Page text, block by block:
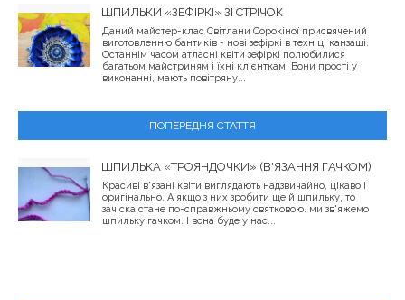
ШПИЛЬКИ «ЗЕФІРКІ» ЗІ СТРІЧОК
Даний майстер-клас Світлани Сорокіної присвячений
виготовленню бантиків - нові зефіркі в техніці канзаші.
Останнім часом атласні квіти зефіркі полюбилися
багатьом майстриням і їхні клієнткам. Вони прості у
виконанні, мають повітряну...
ПОПЕРЕДНЯ СТАТТЯ
ШПИЛЬКА «ТРОЯНДОЧКИ» (В'ЯЗАННЯ ГАЧКОМ)
Красиві в'язані квіти виглядають надзвичайно, цікаво і
оригінально. А якщо з них зробити ще й шпильку, то
зачіска стане по-справжньому святковою. ми зв'яжемо
шпильку гачком. І вона буде у нас...